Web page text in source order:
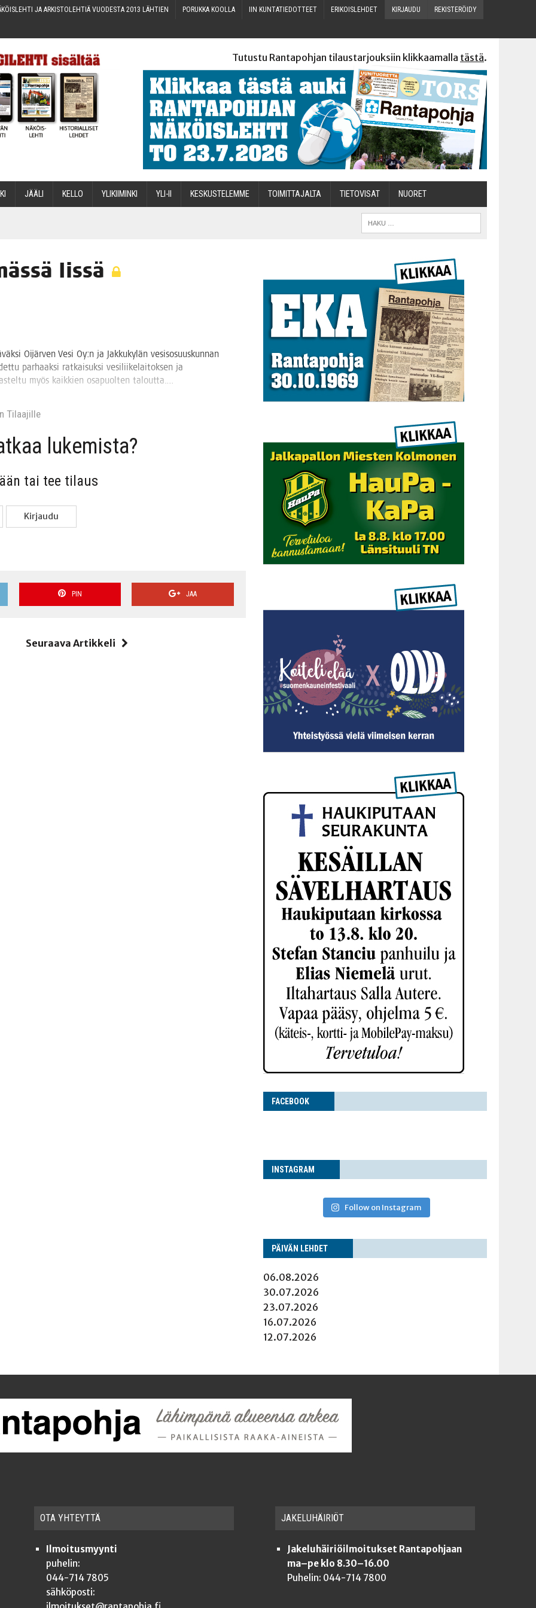
JA ARKIS­TO­LEH­TIÄ VUO­DES­TA 2013 LÄHTIEN PORUK­KA KOOLLA IIN KUN­TA­TIE­DOT­TEET ERI­KOIS­LEH­DET KIR­JAU­DU REKIS­TE­RÖI­DY
Tutustu Rantapohjan tilaustarjouksiin klikkaamalla tästä.
JÄÄ­LI KEL­LO YLI­KII­MIN­KI YLI-II KES­KUS­TE­LEM­ME TOI­MIT­TA­JAL­TA TIETOVISAT NUO­RET
Iissä
Oijär­ven Vesi Oy:n ja Jak­ku­ky­län vesi­so­suus­kun­nan
par­haak­si rat­kai­suk­si vesi­lii­ke­lai­tok­sen ja
myös kaik­kien osa­puol­ten taloutta.…
Tilaa­jil­le
lukemista?
tai tee tilaus
Kir­jau­du
PIN JAA
Seuraava Artikkeli
FACE­BOOK
INS­TA­GRAM
Follow on Instagram
PÄI­VÄN LEHDET
06.08.2026
30.07.2026
23.07.2026
16.07.2026
12.07.2026
OTA YHTEYT­TÄ
Ilmoitusmyynti
puhelin:
044-714 7805
sähköposti:
JAKE­LU­HÄI­RIÖT
Jakeluhäiriöilmoitukset Rantapohjaan
ma–pe klo 8.30–16.00
Puhelin: 044-714 7800